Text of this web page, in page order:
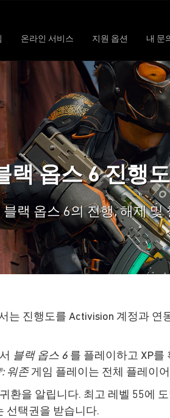
온라인 서비스 지원 옵션 내 문
랙 옵스 6 진행도
랙 옵스 6의 진행, 해제 및
는 진행도를 Activision 계정과 연
블랙 옵스 6 를 플레이하고 XP를
워존 게임 플레이는 전체 플레이
환을 알립니다. 최고 레벨 55에
선택권을 받습니다.